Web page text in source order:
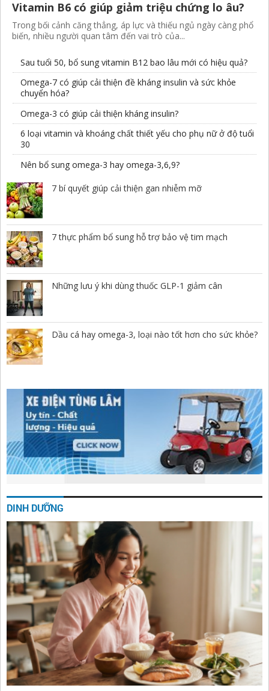
Vitamin B6 có giúp giảm triệu chứng lo âu?
Trong bối cảnh căng thẳng, áp lực và thiếu ngủ ngày càng phổ
biến, nhiều người quan tâm đến vai trò của...
Sau tuổi 50, bổ sung vitamin B12 bao lâu mới có hiệu quả?
Omega-7 có giúp cải thiện đề kháng insulin và sức khỏe
chuyển hóa?
Omega-3 có giúp cải thiện kháng insulin?
6 loại vitamin và khoáng chất thiết yếu cho phụ nữ ở độ tuổi
30
Nên bổ sung omega-3 hay omega-3,6,9?
7 bí quyết giúp cải thiện gan nhiễm mỡ
7 thực phẩm bổ sung hỗ trợ bảo vệ tim mạch
Những lưu ý khi dùng thuốc GLP-1 giảm cân
Dầu cá hay omega-3, loại nào tốt hơn cho sức khỏe?
DINH DƯỠNG